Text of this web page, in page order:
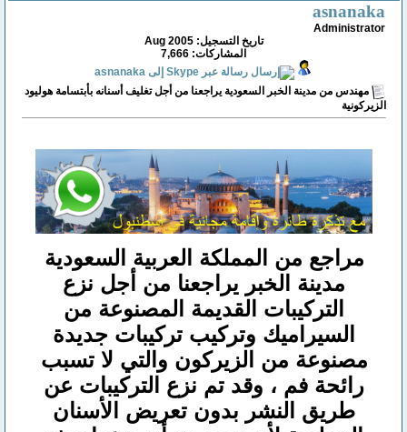
asnanaka
Administrator
تاريخ التسجيل: Aug 2005
المشاركات: 7,666
مهندس من مدينة الخبر السعودية يراجعنا من أجل تغليف أسنانه بأبتسامة هوليود
الزيركونية
مراجع من المملكة العربية السعودية
مدينة الخبر يراجعنا من أجل نزع
التركيبات القديمة المصنوعة من
السيراميك وتركيب تركيبات جديدة
مصنوعة من الزيركون والتي لا تسبب
رائحة فم ، وقد تم نزع التركيبات عن
طريق النشر بدون تعريض الأسنان